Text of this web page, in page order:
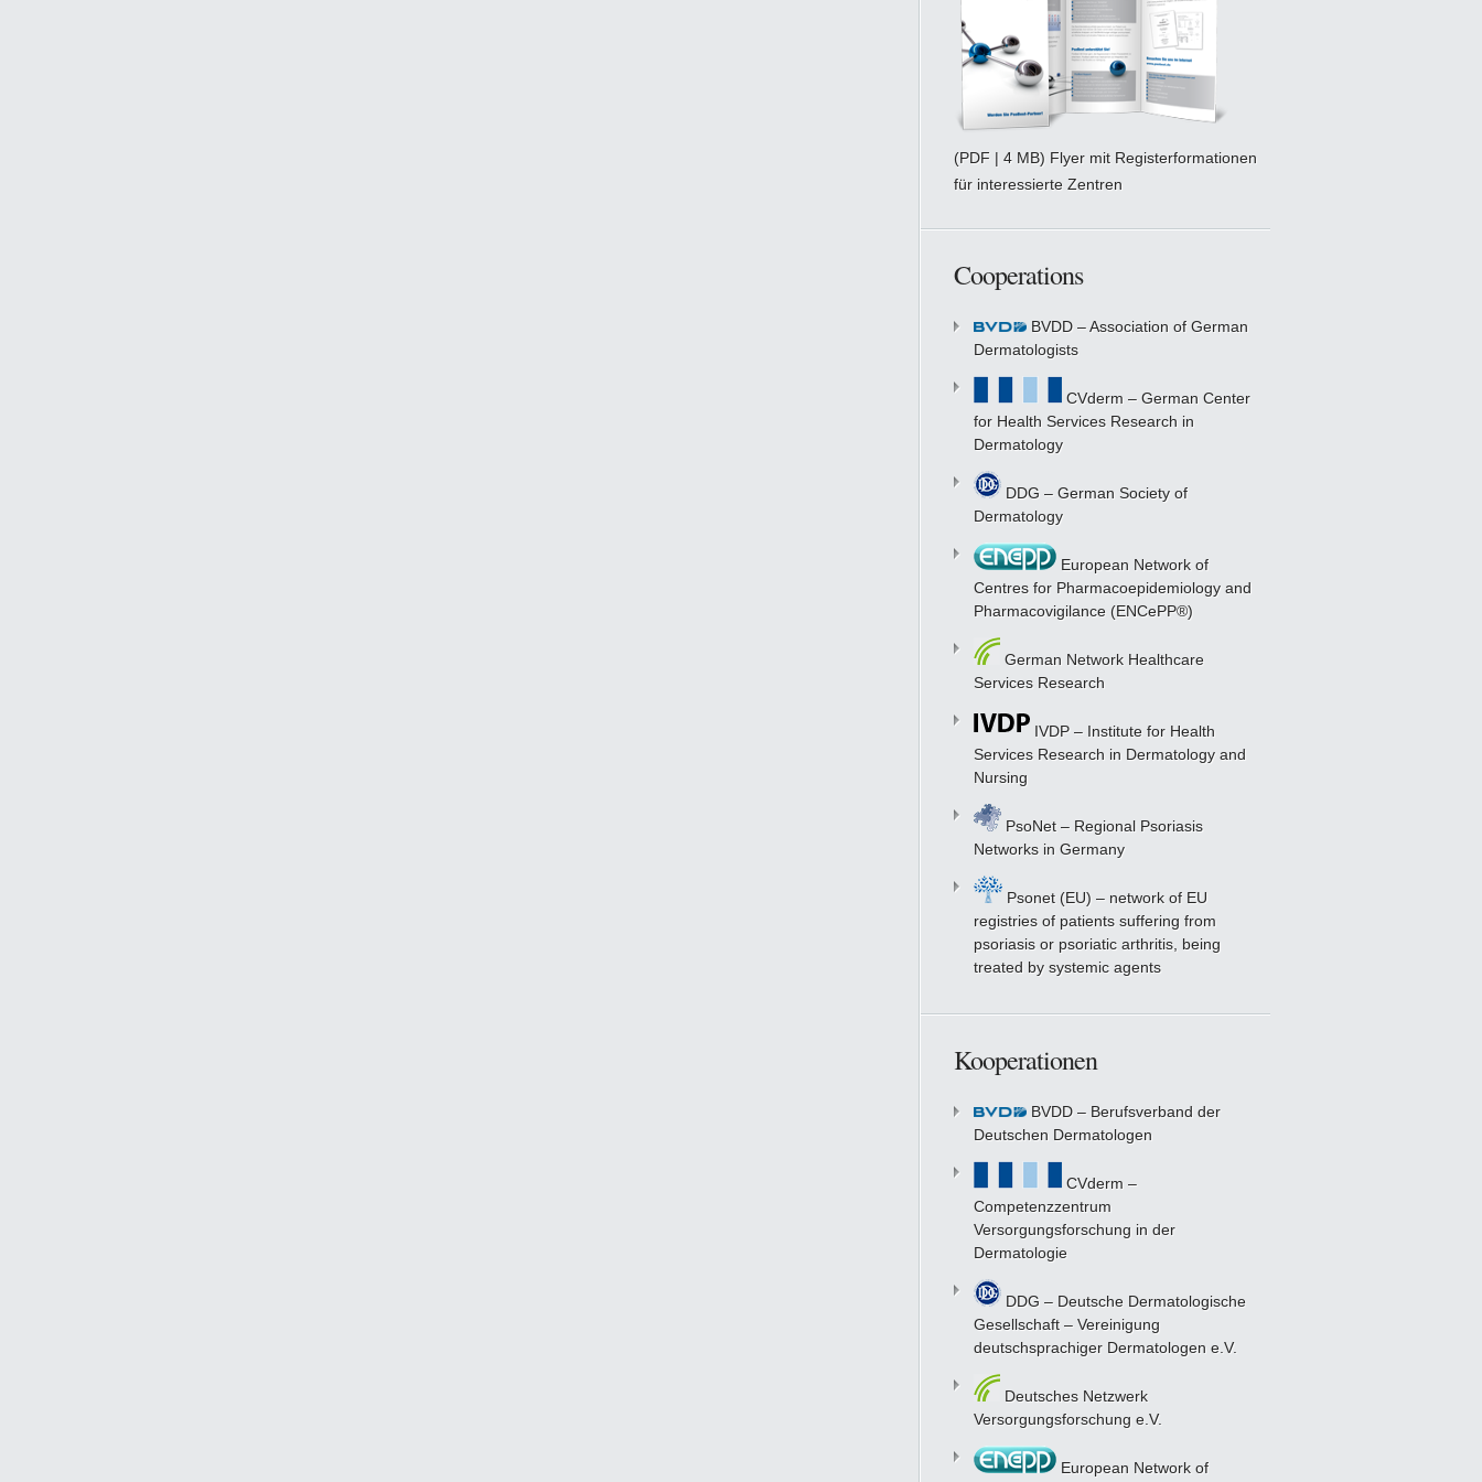
(PDF | 4 MB) Flyer mit Registerformationen
für interessierte Zentren
Cooperations
BVDD – Association of German
Dermatologists
CVderm – German Center
for Health Services Research in
Dermatology
DDG – German Society of
Dermatology
European Network of
Centres for Pharmacoepidemiology and
Pharmacovigilance (ENCePP®)
German Network Healthcare
Services Research
IVDP – Institute for Health
Services Research in Dermatology and
Nursing
PsoNet – Regional Psoriasis
Networks in Germany
Psonet (EU) – network of EU
registries of patients suffering from
psoriasis or psoriatic arthritis, being
treated by systemic agents
Kooperationen
BVDD – Berufsverband der
Deutschen Dermatologen
CVderm –
Competenzzentrum
Versorgungsforschung in der
Dermatologie
DDG – Deutsche Dermatologische
Gesellschaft – Vereinigung
deutschsprachiger Dermatologen e.V.
Deutsches Netzwerk
Versorgungsforschung e.V.
European Network of